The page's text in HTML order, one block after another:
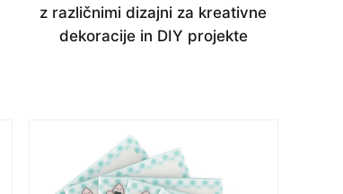
z različnimi dizajni za kreativne
dekoracije in DIY projekte